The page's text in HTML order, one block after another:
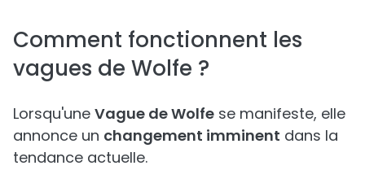
Comment fonctionnent les
vagues de Wolfe ?
Lorsqu'une Vague de Wolfe se manifeste, elle
annonce un changement imminent dans la
tendance actuelle.